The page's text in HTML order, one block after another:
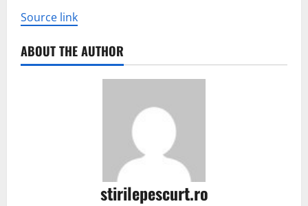
Source link
ABOUT THE AUTHOR
stirilepescurt.ro